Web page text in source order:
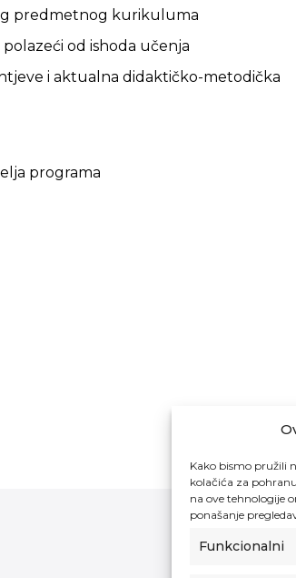
Kako bismo pružili
kolačića za
na ove tehnologije
ponašanje
Funkcionalni
predmetnog kurikuluma
od ishoda učenja
i aktualna didaktičko-metodička
programa